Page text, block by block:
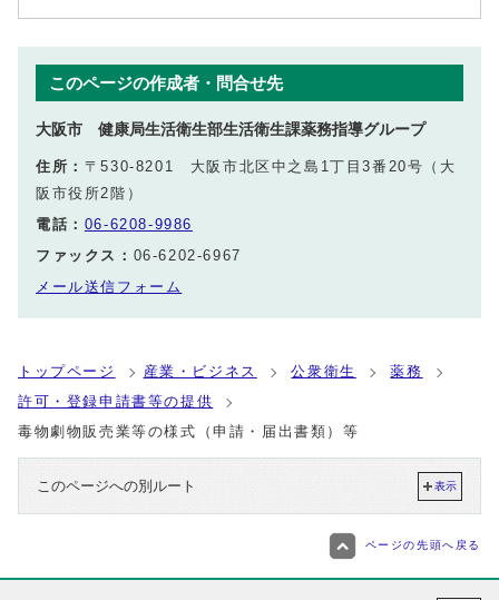
このページの作成者・問合せ先
大阪市 健康局生活衛生部生活衛生課薬務指導グループ
住所： 〒530-8201 大阪市北区中之島1丁目3番20号（大
阪市役所2階）
電話： 06-6208-9986
ファックス： 06-6202-6967
メール送信フォーム
トップページ 産業・ビジネス 公衆衛生
薬務
許可・登録申請書等の提供
毒物劇物販売業等の様式（申請・届出書類）等
このページへの別ルート 表示
ページの先頭へ戻る